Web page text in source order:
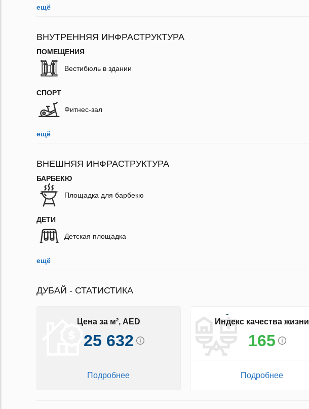
ещё
ВНУТРЕННЯЯ ИНФРАСТРУКТУРА
ПОМЕЩЕНИЯ
Вестибюль в здании
СПОРТ
Фитнес-зал
ещё
ВНЕШНЯЯ ИНФРАСТРУКТУРА
БАРБЕКЮ
Площадка для барбекю
ДЕТИ
Детская площадка
ещё
ДУБАЙ - СТАТИСТИКА
Цена за м², AED
25 632
Подробнее
Индекс качества жизни
165
Подробнее